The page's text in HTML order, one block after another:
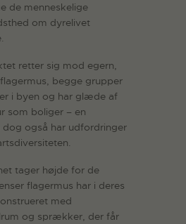
de menneskelige
om dyrelivet
retter sig mod egern,
begge grupper
i byen og har glæde af
som boliger – en
også har udfordringer
tager højde for de
flagermus har i deres
med
og sprækker, der får